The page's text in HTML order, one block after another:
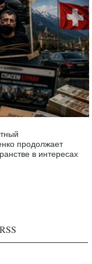
продолжает
в интересах